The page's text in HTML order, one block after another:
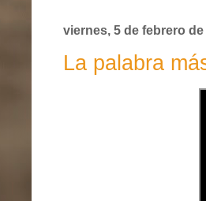
viernes, 5 de febrero de
La palabra